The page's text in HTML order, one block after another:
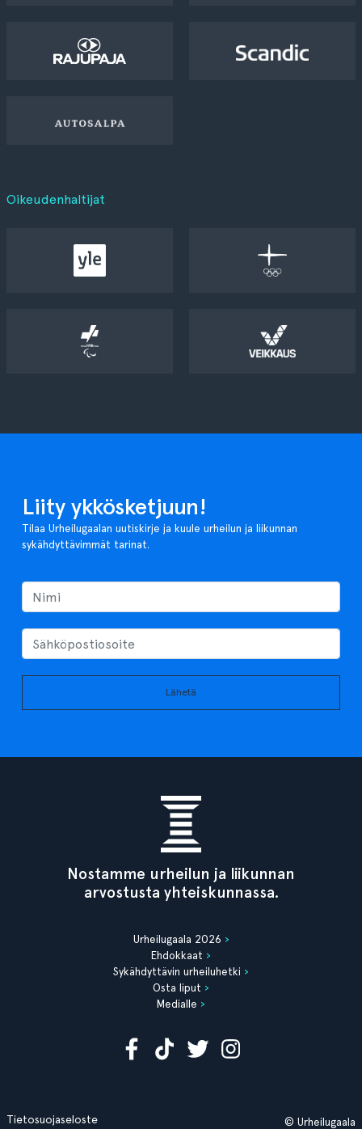
Oikeudenhaltijat
Liity ykkösketjuun!
Tilaa Urheilugaalan uutiskirje ja kuule urheilun ja liikunnan
sykähdyttävimmät tarinat.
Lähetä
Nostamme urheilun ja liikunnan
arvostusta yhteiskunnassa.
Urheilugaala 2026
Ehdokkaat
Sykähdyttävin urheiluhetki
Osta liput
Medialle
Tietosuojaseloste © Urheilugaala